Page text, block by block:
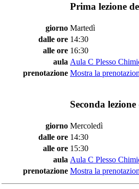
Prima lezione
giorno Martedì
dalle ore 14:30
alle ore 16:30
aula Aula C Plesso
prenotazione Mostra la
Seconda
giorno Mercoledì
dalle ore 14:30
alle ore 15:30
aula Aula C Plesso
prenotazione Mostra la